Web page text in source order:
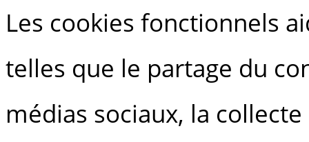
Les cookies fonctionnels
telles que le partage du
médias sociaux, la